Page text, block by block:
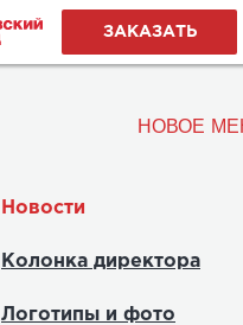
НОВОЕ
ЗАКАЗАТЬ
Новости
Колонка директора
Логотипы и фото